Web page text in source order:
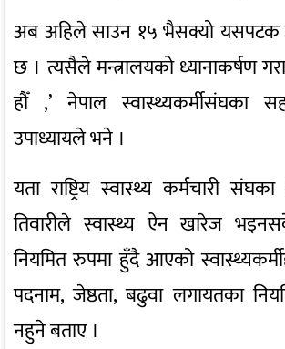
अब अहिले साउन १५ भैसक्यो यसपटक
छ । त्यसैले मन्त्रालयको ध्यानाकर्षण
हौँ ,’ नेपाल स्वास्थ्यकर्मीसंघका
उपाध्यायले भने ।
यता राष्ट्रिय स्वास्थ्य कर्मचारी
तिवारीले स्वास्थ्य ऐन खारेज
नियमित रुपमा हुँदै आएको
पदनाम, जेष्ठता, बढुवा लगायतका
नहुने बताए ।